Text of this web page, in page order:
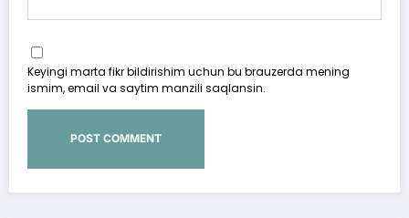
Keyingi marta fikr bildirishim uchun bu brauzerda mening
ismim, email va saytim manzili saqlansin.